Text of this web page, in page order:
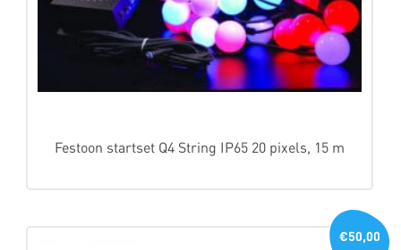
Festoon startset Q4 String IP65 20 pixels, 15 m
€50,00